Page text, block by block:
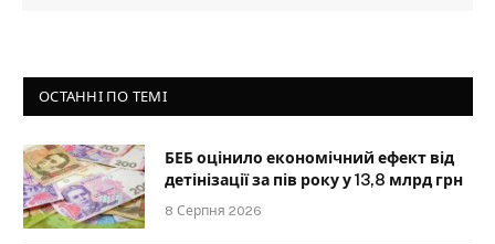
ОСТАННІ ПО ТЕМІ
БЕБ оцінило економічний ефект від
детінізації за пів року у 13,8 млрд грн
8 Серпня 2026